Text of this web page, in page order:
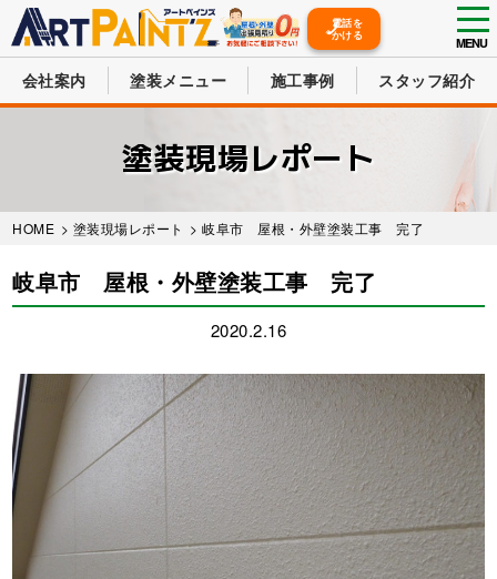
MENU
電話を
かける
会社案内 塗装メニュー 施工事例 スタッフ紹介
塗装現場レポート
HOME > 塗装現場レポート > 岐阜市 屋根・外壁塗装工事 完了
岐阜市 屋根・外壁塗装工事 完了
2020.2.16